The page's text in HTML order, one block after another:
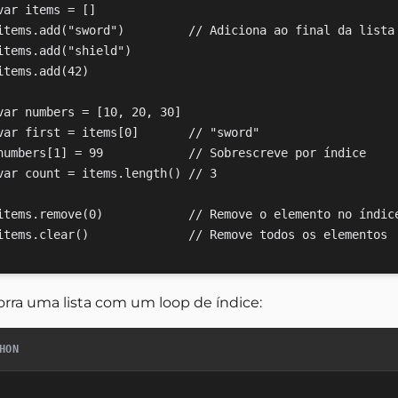
items = []
// Adiciona ao final da lista
numbers = [10, 20, 30]
first = items[0]       // "sword"
= 99            // Sobrescreve por índice
count = items.length() // 3
// Remove o elemento no
uma lista com um loop de índice: